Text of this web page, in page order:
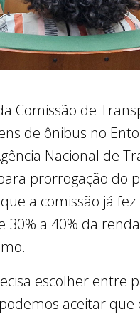
Comissão de
de ônibus no
Nacional de
prorrogação do
a comissão já
a 40% da
escolher entre
aceitar que